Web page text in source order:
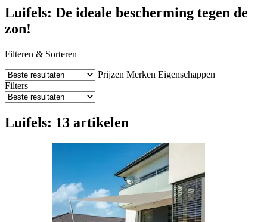
Luifels: De ideale bescherming tegen de
zon!
Filteren & Sorteren
Prijzen Merken Eigenschappen
Filters
Luifels: 13 artikelen